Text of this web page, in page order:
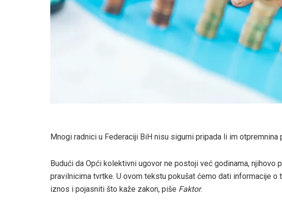
Mnogi radnici u Federaciji BiH nisu sigurni pripada li im otpremnina
Budući da Opći kolektivni ugovor ne postoji već godinama, njihovo
pravilnicima tvrtke. U ovom tekstu pokušat ćemo dati informacije
iznos i pojasniti što kaže zakon, piše Faktor.